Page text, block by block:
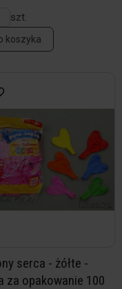
szt.
koszyka
serca - żółte -
za opakowanie 100